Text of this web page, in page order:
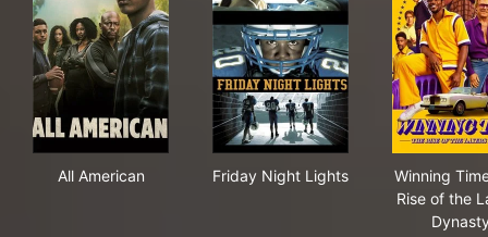
All American Friday Night Lights
Winning
Rise of the